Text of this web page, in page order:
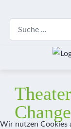
Change
Wir nutzen Cookies